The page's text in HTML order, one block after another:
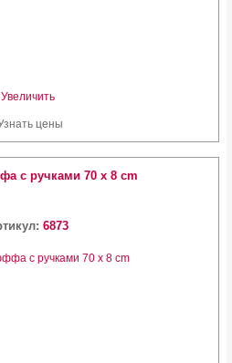
Увеличить
цены
с ручками 70 x 8 cm
6873